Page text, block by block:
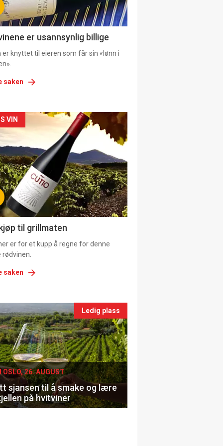
er usannsynlig billige
er knyttet til eieren som får sin «lønn i
saken
VIN
til grillmaten
er for et kupp å regne for denne
rødvinen.
saken
Ledig plass
OSLO, 26. AUGUST
sjansen til å smake og lære
på hvitviner